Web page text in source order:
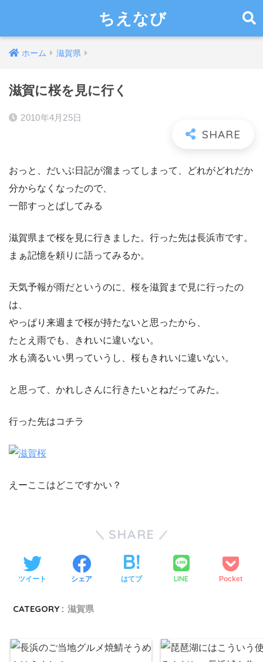
ちえなび
ホーム 滋賀県
滋賀に桜を見に行く
2010年4月25日
おっと、だいぶ日記が溜まってしまって、どれがどれだか
分からなくなったので、
一部すっとばしてみる
滋賀県まで桜を見に行きました。行った先は長浜市です。
まぁ記憶を頼りに語ってみるか。
天気予報が雨だというのに、桜を滋賀まで見に行ったの
は、
やっぱり来週まで桜が持たないと思ったから、
たとえ雨でも、きれいに違いない。
水も滴るいい男っていうし、桜もきれいに違いない。
と思って、かれしさんに行きたいとねだってみた。
行った先はコチラ
えーここはどこですかい？
SHARE
ツイート シェア はてブ LINE Pocket
CATEGORY : 滋賀県